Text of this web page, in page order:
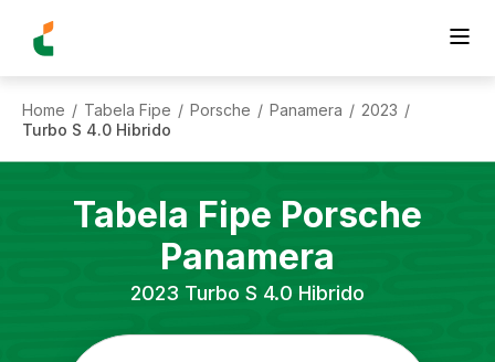
Home / Tabela Fipe / Porsche / Panamera / 2023 /
Turbo S 4.0 Hibrido
Tabela Fipe Porsche
Panamera
2023 Turbo S 4.0 Hibrido